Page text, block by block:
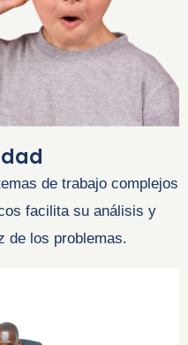
de trabajo complejos
facilita su análisis y
de los problemas.